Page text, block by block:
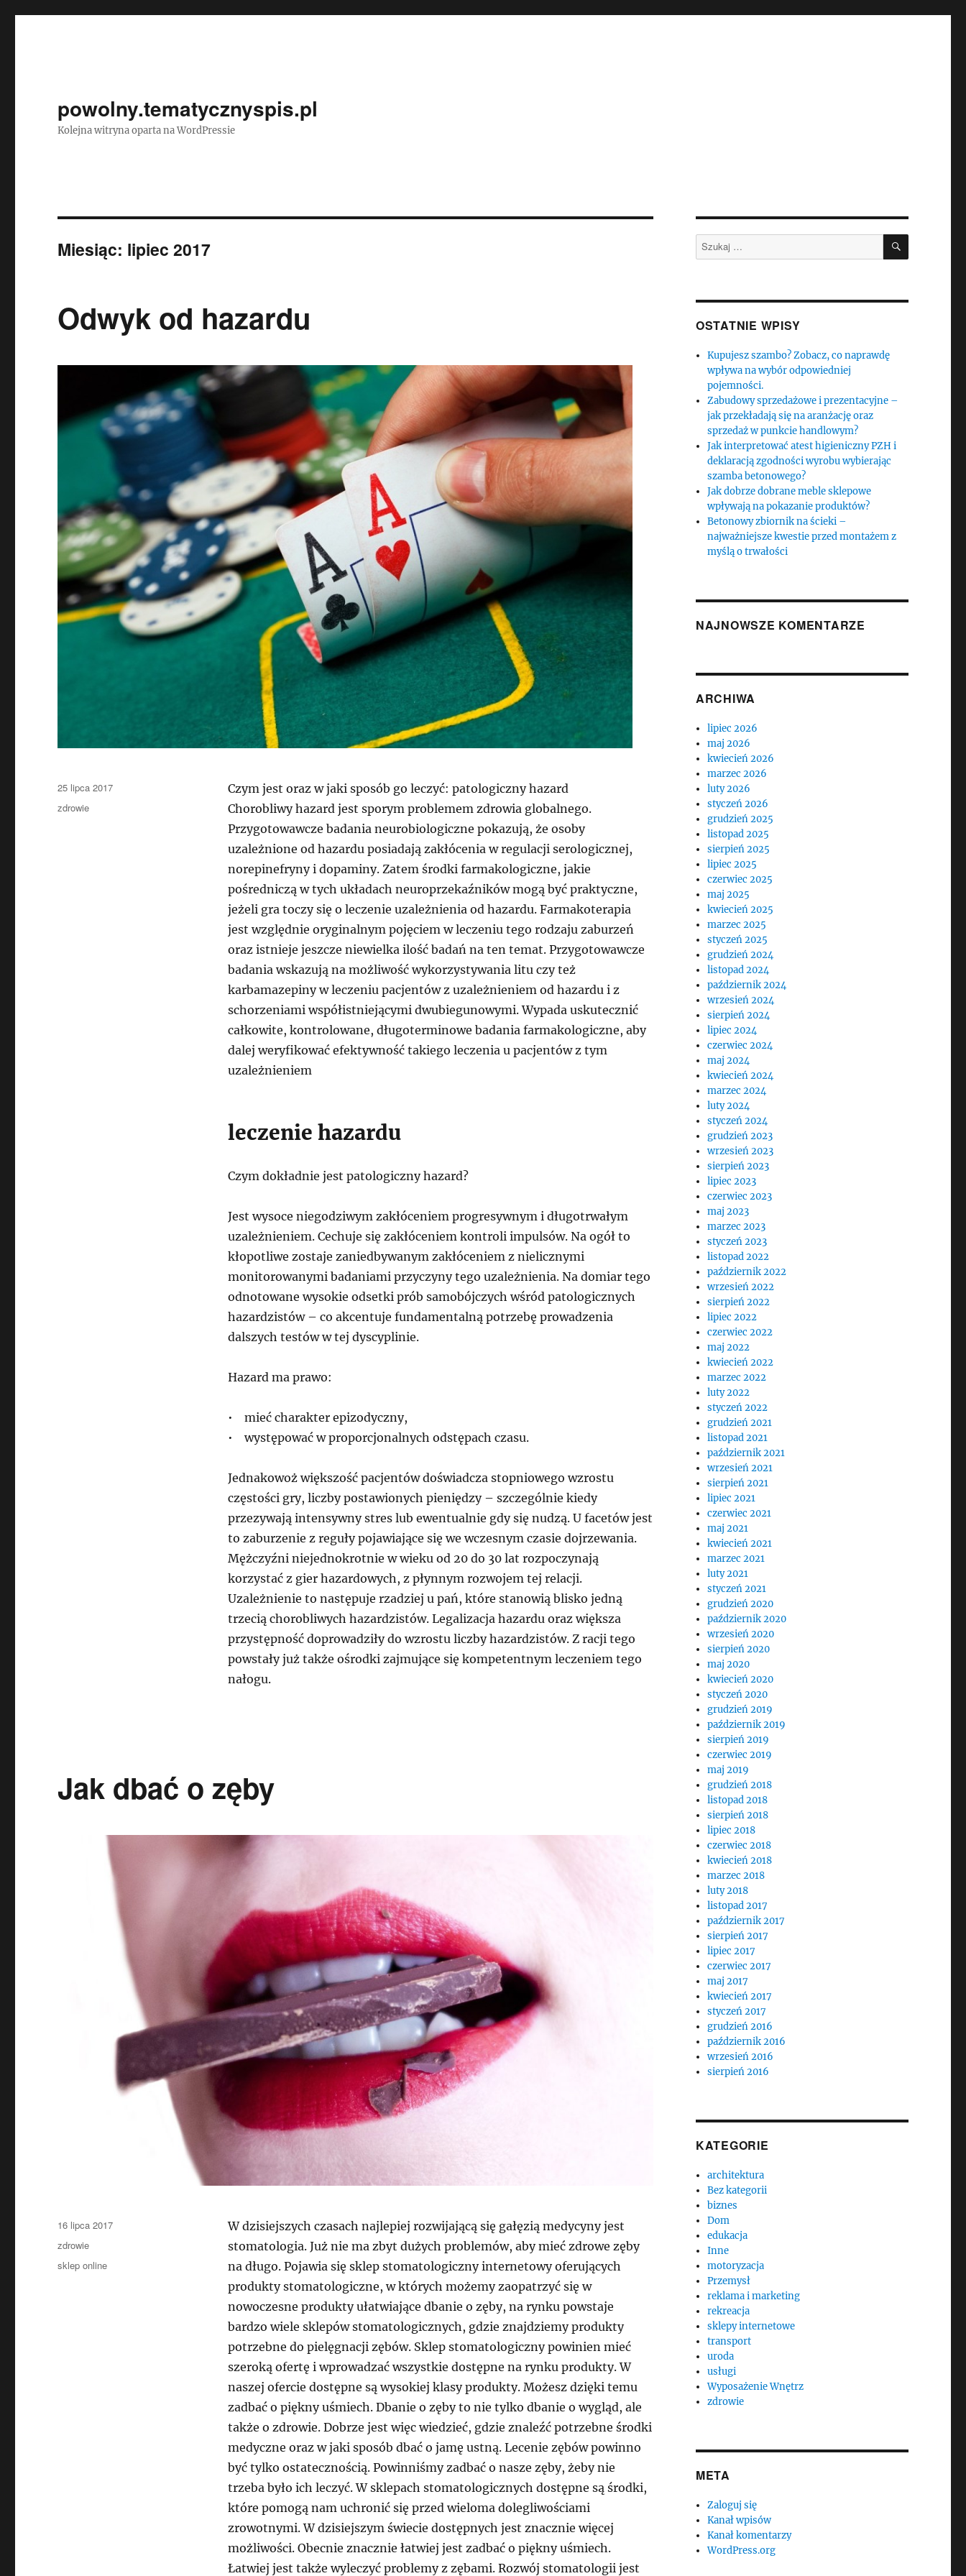
powolny.tematycznyspis.pl
Kolejna witryna oparta na WordPressie
Miesiąc: lipiec 2017
Odwyk od hazardu
Czym jest oraz w jaki sposób go leczyć: patologiczny hazard
Chorobliwy hazard jest sporym problemem zdrowia globalnego.
Przygotowawcze badania neurobiologiczne pokazują, że osoby
uzależnione od hazardu posiadają zakłócenia w regulacji serologicznej,
norepinefryny i dopaminy. Zatem środki farmakologiczne, jakie
pośredniczą w tych układach neuroprzekaźników mogą być praktyczne,
jeżeli gra toczy się o leczenie uzależnienia od hazardu. Farmakoterapia
jest względnie oryginalnym pojęciem w leczeniu tego rodzaju zaburzeń
oraz istnieje jeszcze niewielka ilość badań na ten temat. Przygotowawcze
badania wskazują na możliwość wykorzystywania litu czy też
karbamazepiny w leczeniu pacjentów z uzależnieniem od hazardu i z
schorzeniami współistniejącymi dwubiegunowymi. Wypada uskutecznić
całkowite, kontrolowane, długoterminowe badania farmakologiczne, aby
dalej weryfikować efektywność takiego leczenia u pacjentów z tym
uzależnieniem
leczenie hazardu
Czym dokładnie jest patologiczny hazard?
Jest wysoce niegodziwym zakłóceniem progresywnym i długotrwałym
uzależnieniem. Cechuje się zakłóceniem kontroli impulsów. Na ogół to
kłopotliwe zostaje zaniedbywanym zakłóceniem z nielicznymi
monitorowanymi badaniami przyczyny tego uzależnienia. Na domiar tego
odnotowane wysokie odsetki prób samobójczych wśród patologicznych
hazardzistów – co akcentuje fundamentalną potrzebę prowadzenia
dalszych testów w tej dyscyplinie.
Hazard ma prawo:
• mieć charakter epizodyczny,
• występować w proporcjonalnych odstępach czasu.
Jednakowoż większość pacjentów doświadcza stopniowego wzrostu
częstości gry, liczby postawionych pieniędzy – szczególnie kiedy
przezywają intensywny stres lub ewentualnie gdy się nudzą. U facetów jest
to zaburzenie z reguły pojawiające się we wczesnym czasie dojrzewania.
Mężczyźni niejednokrotnie w wieku od 20 do 30 lat rozpoczynają
korzystać z gier hazardowych, z płynnym rozwojem tej relacji.
Uzależnienie to następuje rzadziej u pań, które stanowią blisko jedną
trzecią chorobliwych hazardzistów. Legalizacja hazardu oraz większa
przystępność doprowadziły do wzrostu liczby hazardzistów. Z racji tego
powstały już także ośrodki zajmujące się kompetentnym leczeniem tego
nałogu.
Data
publikacji
25 lipca 2017
Kategorie
zdrowie
Jak dbać o zęby
W dzisiejszych czasach najlepiej rozwijającą się gałęzią medycyny jest
stomatologia. Już nie ma zbyt dużych problemów, aby mieć zdrowe zęby
na długo. Pojawia się sklep stomatologiczny internetowy oferujących
produkty stomatologiczne, w których możemy zaopatrzyć się w
nowoczesne produkty ułatwiające dbanie o zęby, na rynku powstaje
bardzo wiele sklepów stomatologicznych, gdzie znajdziemy produkty
potrzebne do pielęgnacji zębów. Sklep stomatologiczny powinien mieć
szeroką ofertę i wprowadzać wszystkie dostępne na rynku produkty. W
naszej ofercie dostępne są wysokiej klasy produkty. Możesz dzięki temu
zadbać o piękny uśmiech. Dbanie o zęby to nie tylko dbanie o wygląd, ale
także o zdrowie. Dobrze jest więc wiedzieć, gdzie znaleźć potrzebne środki
medyczne oraz w jaki sposób dbać o jamę ustną. Lecenie zębów powinno
być tylko ostatecznością. Powinniśmy zadbać o nasze zęby, żeby nie
trzeba było ich leczyć. W sklepach stomatologicznych dostępne są środki,
które pomogą nam uchronić się przed wieloma dolegliwościami
zrowotnymi. W dzisiejszym świecie dostępnych jest znacznie więcej
możliwości. Obecnie znacznie łatwiej jest zadbać o piękny uśmiech.
Łatwiej jest także wyleczyć problemy z zębami. Rozwój stomatologii jest
Data
publikacji
16 lipca 2017
Kategorie
zdrowie
Tagi
sklep online
Szukaj: SZUKAJ
OSTATNIE WPISY
Kupujesz szambo? Zobacz, co naprawdę
wpływa na wybór odpowiedniej
pojemności.
Zabudowy sprzedażowe i prezentacyjne –
jak przekładają się na aranżację oraz
sprzedaż w punkcie handlowym?
Jak interpretować atest higieniczny PZH i
deklaracją zgodności wyrobu wybierając
szamba betonowego?
Jak dobrze dobrane meble sklepowe
wpływają na pokazanie produktów?
Betonowy zbiornik na ścieki –
najważniejsze kwestie przed montażem z
myślą o trwałości
NAJNOWSZE KOMENTARZE
ARCHIWA
lipiec 2026
maj 2026
kwiecień 2026
marzec 2026
luty 2026
styczeń 2026
grudzień 2025
listopad 2025
sierpień 2025
lipiec 2025
czerwiec 2025
maj 2025
kwiecień 2025
marzec 2025
styczeń 2025
grudzień 2024
listopad 2024
październik 2024
wrzesień 2024
sierpień 2024
lipiec 2024
czerwiec 2024
maj 2024
kwiecień 2024
marzec 2024
luty 2024
styczeń 2024
grudzień 2023
wrzesień 2023
sierpień 2023
lipiec 2023
czerwiec 2023
maj 2023
marzec 2023
styczeń 2023
listopad 2022
październik 2022
wrzesień 2022
sierpień 2022
lipiec 2022
czerwiec 2022
maj 2022
kwiecień 2022
marzec 2022
luty 2022
styczeń 2022
grudzień 2021
listopad 2021
październik 2021
wrzesień 2021
sierpień 2021
lipiec 2021
czerwiec 2021
maj 2021
kwiecień 2021
marzec 2021
luty 2021
styczeń 2021
grudzień 2020
październik 2020
wrzesień 2020
sierpień 2020
maj 2020
kwiecień 2020
styczeń 2020
grudzień 2019
październik 2019
sierpień 2019
czerwiec 2019
maj 2019
grudzień 2018
listopad 2018
sierpień 2018
lipiec 2018
czerwiec 2018
kwiecień 2018
marzec 2018
luty 2018
listopad 2017
październik 2017
sierpień 2017
lipiec 2017
czerwiec 2017
maj 2017
kwiecień 2017
styczeń 2017
grudzień 2016
październik 2016
wrzesień 2016
sierpień 2016
KATEGORIE
architektura
Bez kategorii
biznes
Dom
edukacja
Inne
motoryzacja
Przemysł
reklama i marketing
rekreacja
sklepy internetowe
transport
uroda
usługi
Wyposażenie Wnętrz
zdrowie
META
Zaloguj się
Kanał wpisów
Kanał komentarzy
WordPress.org